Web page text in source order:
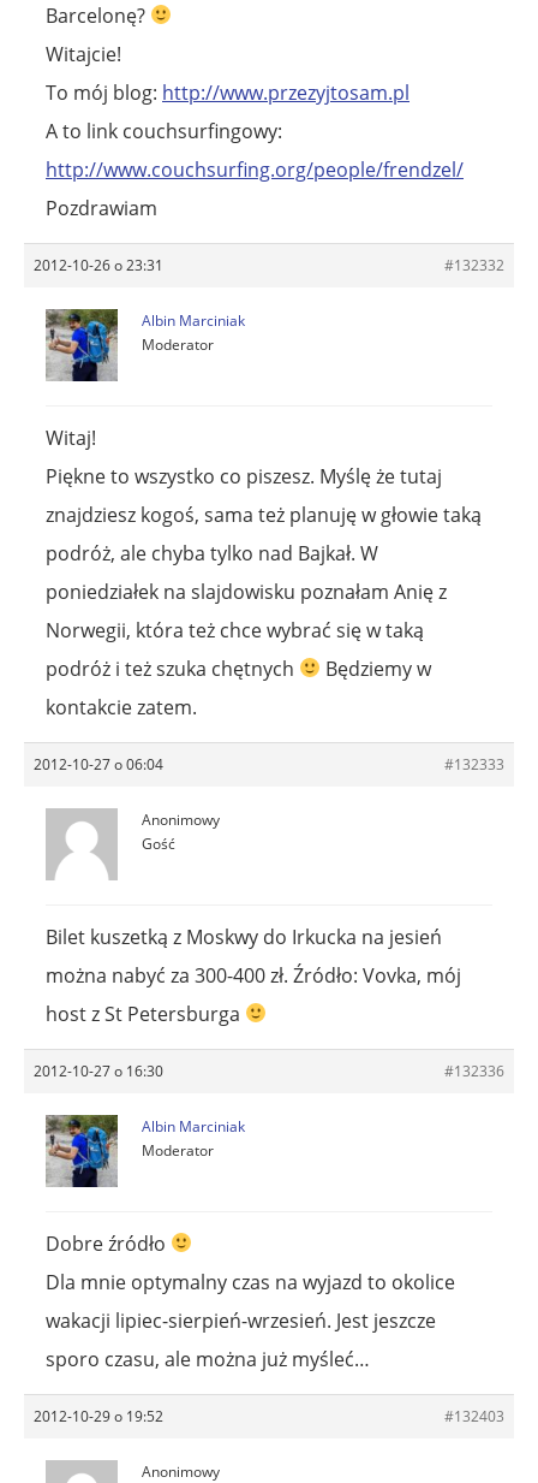
Barcelonę?
Witajcie!
To mój blog: http://www.przezyjtosam.pl
A to link couchsurfingowy:
http://www.couchsurfing.org/people/frendzel/
Pozdrawiam
2012-10-26 o 23:31 #132332
Albin Marciniak
Moderator
Witaj!
Piękne to wszystko co piszesz. Myślę że tutaj
znajdziesz kogoś, sama też planuję w głowie taką
podróż, ale chyba tylko nad Bajkał. W
poniedziałek na slajdowisku poznałam Anię z
Norwegii, która też chce wybrać się w taką
podróż i też szuka chętnych
Będziemy w
kontakcie zatem.
2012-10-27 o 06:04 #132333
Anonimowy
Gość
Bilet kuszetką z Moskwy do Irkucka na jesień
można nabyć za 300-400 zł. Źródło: Vovka, mój
host z St Petersburga
2012-10-27 o 16:30 #132336
Albin Marciniak
Moderator
Dobre źródło
Dla mnie optymalny czas na wyjazd to okolice
wakacji lipiec-sierpień-wrzesień. Jest jeszcze
sporo czasu, ale można już myśleć…
2012-10-29 o 19:52 #132403
Anonimowy